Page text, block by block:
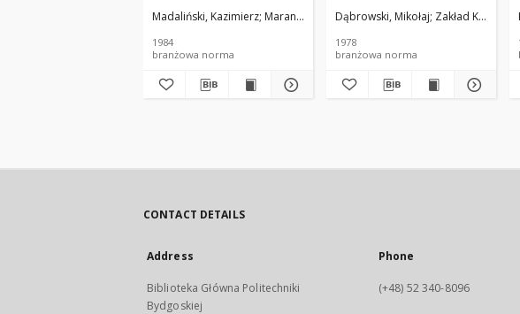
Madaliński, Kazimierz Maranda, Janina Tomaszewska, Danuta
1984
branżowa norma
Dąbrowski, Mikołaj Zakład
1978
branżowa norma
CONTACT DETAILS
Address
Biblioteka Główna Politechniki
Bydgoskiej
Phone
(+48) 52 340-8096